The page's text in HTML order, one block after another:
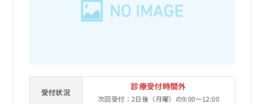
受付状況
診療受付時間外
次回受付：2日後（月曜）の9:00～12:00